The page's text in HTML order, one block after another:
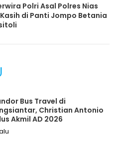
Polri Asal Polres Nias
di Panti Jompo Betania
Bus Travel di
Christian Antonio
Akmil AD 2026